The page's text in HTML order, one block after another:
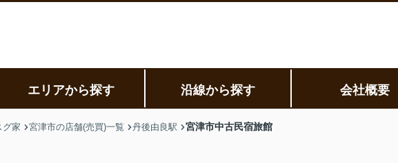
エリアから探す 沿線から探す 会社概要
グ家 宮津市の店舗(売買)一覧 丹後由良駅 宮津市中古民宿旅館